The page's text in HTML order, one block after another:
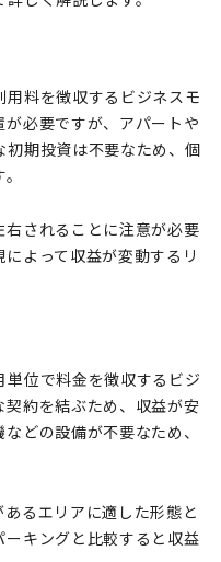
料を徴収するビジネスモ
必要ですが、アパートや
期投資は不要なため、個
されることに注意が必要
よって収益が変動するリ
位で料金を徴収するビジ
約を結ぶため、収益が安
どの設備が不要なため、
るエリアに適した形態と
キングと比較すると収益